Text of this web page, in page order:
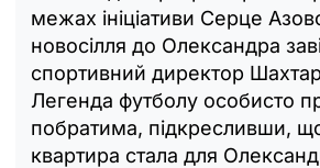
межах ініціативи Серце
новосілля до Олександра
спортивний директор
Легенда футболу особисто
побратима, підкресливши,
квартира стала для